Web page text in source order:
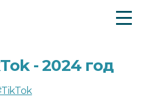
- 2024 год